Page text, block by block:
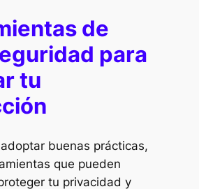
de
para
tu
buenas prácticas,
que pueden
tu privacidad y